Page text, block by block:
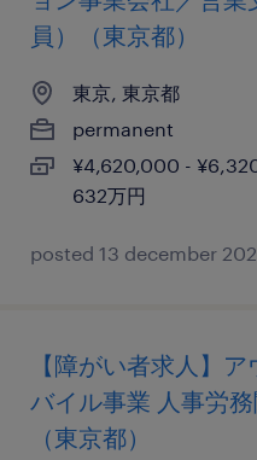
員）（東京都）
東京, 東京都
permanent
¥4,620,000 -
632万円
posted 13 december
【障がい者求人】
バイル事業 人事労務
（東京都）